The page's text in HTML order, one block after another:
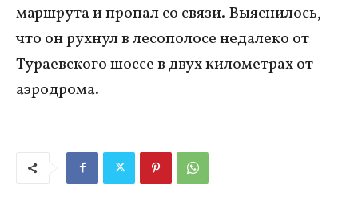
маршрута и пропал со связи. Выяснилось,
что он рухнул в лесополосе недалеко от
Тураевского шоссе в двух километрах от
аэродрома.